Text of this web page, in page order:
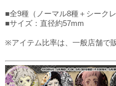
■全9種（ノーマル8種＋シークレ
■サイズ：直径約57mm
※アイテム比率は、一般店舗で